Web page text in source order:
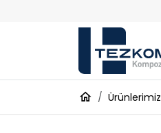
Ürünlerimiz